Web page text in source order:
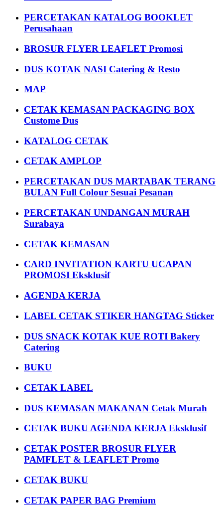
PERCETAKAN KATALOG BOOKLET
Perusahaan
BROSUR FLYER LEAFLET Promosi
DUS KOTAK NASI Catering & Resto
MAP
CETAK KEMASAN PACKAGING BOX
Custome Dus
KATALOG CETAK
CETAK AMPLOP
PERCETAKAN DUS MARTABAK TERANG
BULAN Full Colour Sesuai Pesanan
PERCETAKAN UNDANGAN MURAH
Surabaya
CETAK KEMASAN
CARD INVITATION KARTU UCAPAN
PROMOSI Eksklusif
AGENDA KERJA
LABEL CETAK STIKER HANGTAG Sticker
DUS SNACK KOTAK KUE ROTI Bakery
Catering
BUKU
CETAK LABEL
DUS KEMASAN MAKANAN Cetak Murah
CETAK BUKU AGENDA KERJA Eksklusif
CETAK POSTER BROSUR FLYER
PAMFLET & LEAFLET Promo
CETAK BUKU
CETAK PAPER BAG Premium